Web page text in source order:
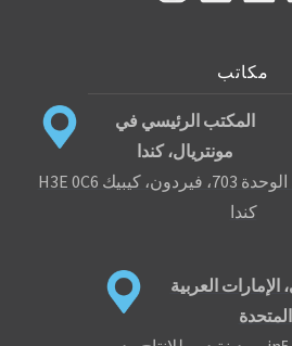
مكاتب
المكتب الرئيسي في
مونتريال، كندا
كندا
العربية
المتحدة